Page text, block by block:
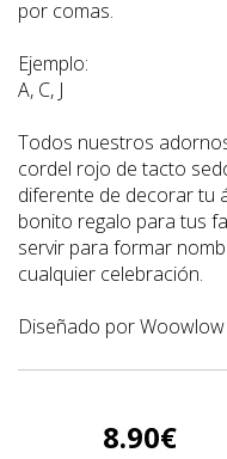
por comas.
Ejemplo:
A, C, J
Todos nuestros
cordel rojo de tacto
diferente de decorar tu
bonito regalo para tus
servir para formar
cualquier celebración.
Diseñado por Woowlow
8.90€